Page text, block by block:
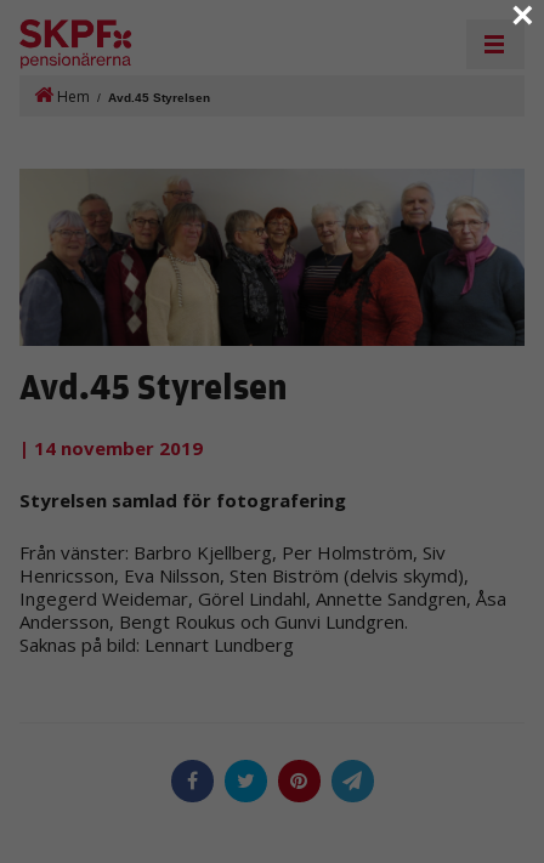
Hem / Avd.45 Styrelsen
Avd.45 Styrelsen
| 14 november 2019
Styrelsen samlad för fotografering
Från vänster: Barbro Kjellberg, Per Holmström, Siv
Henricsson, Eva Nilsson, Sten Biström (delvis skymd),
Ingegerd Weidemar, Görel Lindahl, Annette Sandgren, Åsa
Andersson, Bengt Roukus och Gunvi Lundgren.
Saknas på bild: Lennart Lundberg
×